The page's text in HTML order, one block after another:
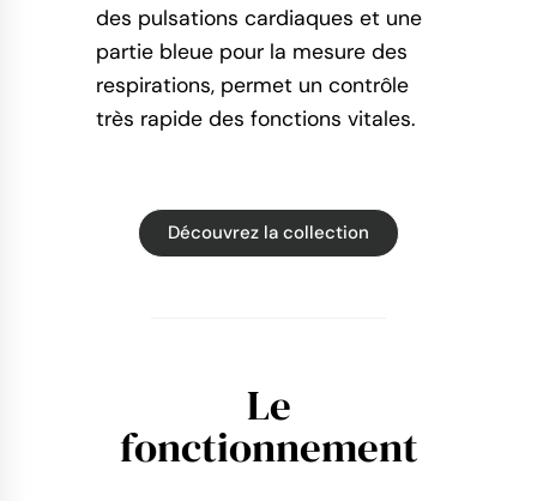
des pulsations cardiaques et une
partie bleue pour la mesure des
respirations, permet un contrôle
très rapide des fonctions vitales.
Découvrez la collection
Le
fonctionnement